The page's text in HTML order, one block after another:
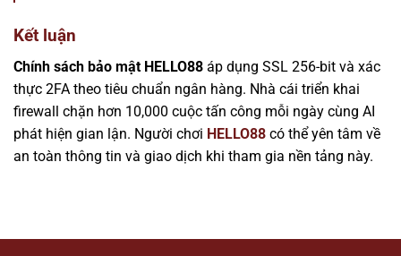
Kết luận
Chính sách bảo mật HELLO88 áp dụng SSL 256-bit và xác
thực 2FA theo tiêu chuẩn ngân hàng. Nhà cái triển khai
firewall chặn hơn 10,000 cuộc tấn công mỗi ngày cùng AI
phát hiện gian lận. Người chơi HELLO88 có thể yên tâm về
an toàn thông tin và giao dịch khi tham gia nền tảng này.